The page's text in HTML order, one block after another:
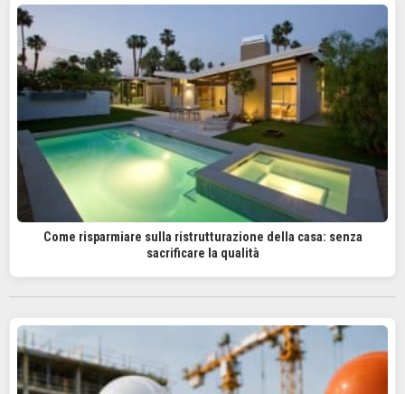
Come risparmiare sulla ristrutturazione della casa: senza
sacrificare la qualità